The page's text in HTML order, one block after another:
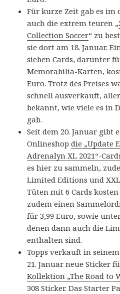
Für kurze Zeit gab es im
auch die extrem teuren „
Collection Soccer“ zu
sie dort am 18. Januar.
sieben Cards, darunter
Memorabilia-Karten,
Euro. Trotz des Preises
schnell ausverkauft,
bekannt, wie viele es in
gab.
Seit dem 20. Januar gibt
Onlineshopdie „Update
Adrenalyn XL 2021“-
es hier zu sammeln,
Limited Editions und
Tüten mit 6 Cards
zudem einen
für 3,99 Euro, sowie
denen dann auch die
enthalten sind.
Topps verkauft in
21. Januar neue Sticker
Kollektion „The Road to
308 Sticker. Das Starter